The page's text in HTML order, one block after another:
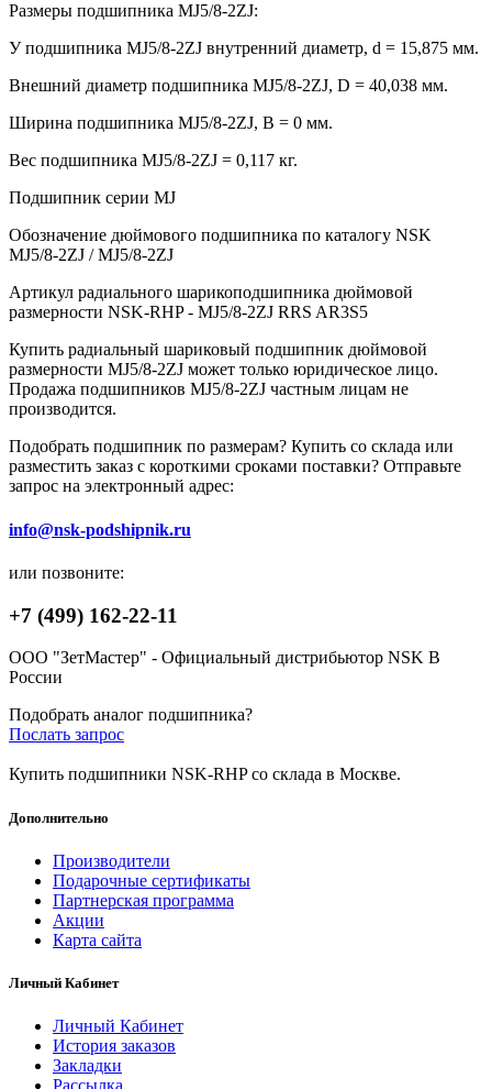
Размеры подшипника MJ5/8-2ZJ:
У подшипника MJ5/8-2ZJ внутренний диаметр, d = 15,875 мм.
Внешний диаметр подшипника MJ5/8-2ZJ, D = 40,038 мм.
Ширина подшипника MJ5/8-2ZJ, B = 0 мм.
Вес подшипника MJ5/8-2ZJ = 0,117 кг.
Подшипник серии MJ
Обозначение дюймового подшипника по каталогу NSK
MJ5/8-2ZJ / MJ5/8-2ZJ
Артикул радиального шарикоподшипника дюймовой
размерности NSK-RHP - MJ5/8-2ZJ RRS AR3S5
Купить радиальный шариковый подшипник дюймовой
размерности MJ5/8-2ZJ может только юридическое лицо.
Продажа подшипников MJ5/8-2ZJ частным лицам не
производится.
Подобрать подшипник по размерам? Купить со склада или
разместить заказ с короткими сроками поставки? Отправьте
запрос на электронный адрес:
info@nsk-podshipnik.ru
или позвоните:
+7 (499) 162-22-11
ООО "ЗетМастер" - Официальный дистрибьютор NSK В
России
Подобрать аналог подшипника?
Послать запрос
Купить подшипники NSK-RHP со склада в Москве.
Дополнительно
Производители
Подарочные сертификаты
Партнерская программа
Акции
Карта сайта
Личный Кабинет
Личный Кабинет
История заказов
Закладки
Рассылка